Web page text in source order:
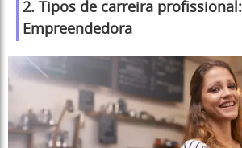
2. Tipos de carreira profissional:
Empreendedora